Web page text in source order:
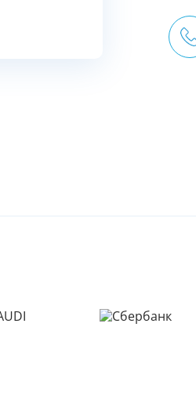
магазины